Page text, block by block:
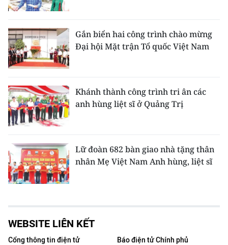
Gắn biển hai công trình chào mừng
Đại hội Mặt trận Tổ quốc Việt Nam
Khánh thành công trình tri ân các
anh hùng liệt sĩ ở Quảng Trị
Lữ đoàn 682 bàn giao nhà tặng thân
nhân Mẹ Việt Nam Anh hùng, liệt sĩ
WEBSITE LIÊN KẾT
Cổng thông tin điện tử
Báo điện tử Chính phủ